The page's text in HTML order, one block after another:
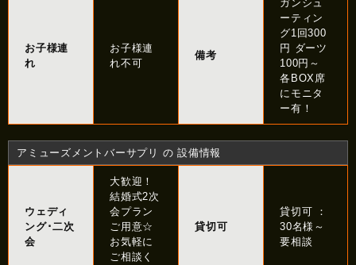
お子様連
れ
お子様連
れ不可
備考
ガンシュ
ーティン
グ1回300
円 ダーツ
100円～
各BOX席
にモニタ
ー有！
アミューズメントバーサプリ の 設備情報
ウェディ
ング･二次
会
大歓迎！
結婚式2次
会プラン
ご用意☆
お気軽に
ご相談く
貸切可
貸切可 ：
30名様～
要相談